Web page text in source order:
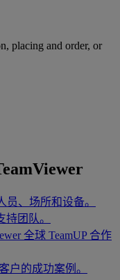
placing and order, or
员、场所和设备。
团队。
全球 TeamUP 合作
户的成功案例。